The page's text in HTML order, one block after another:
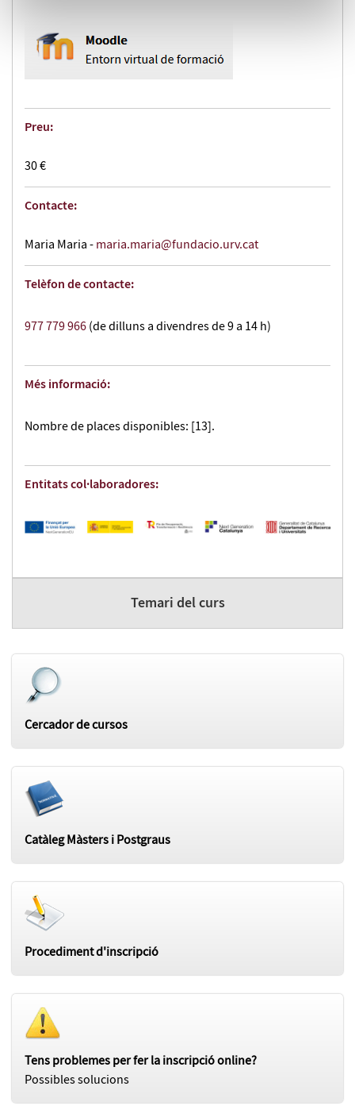
Preu:
30 €
Contacte:
Maria Maria -maria.maria@fundacio.urv.cat
Telèfon de contacte:
977 779 966(de dilluns a divendres de 9 a 14 h)
Més informació:
Nombre de places disponibles: [13].
Entitats col·laboradores:
Temari del curs
Cercador de cursos
Catàleg Màsters i Postgraus
Procediment d'inscripció
Tens problemes per fer la inscripció online?
Possibles solucions